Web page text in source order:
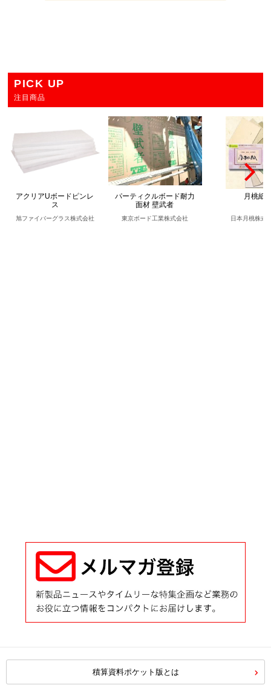
PICK UP
注目商品
アクリアUボードピンレ
ス
旭ファイバーグラス株式会社
パーティクルボード耐力
面材 壁武者
東京ボード工業株式会社
月桃紙
日本月桃株式
積算資料ポケット版とは